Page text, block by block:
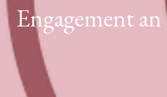
Engagement